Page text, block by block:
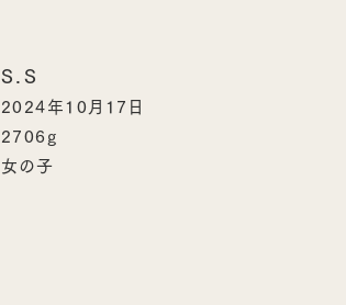
S.S
2024年10月17日
2706g
女の子